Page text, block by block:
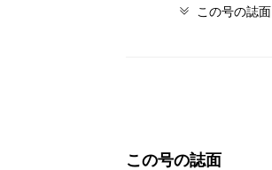
この号の誌面
この号の誌面